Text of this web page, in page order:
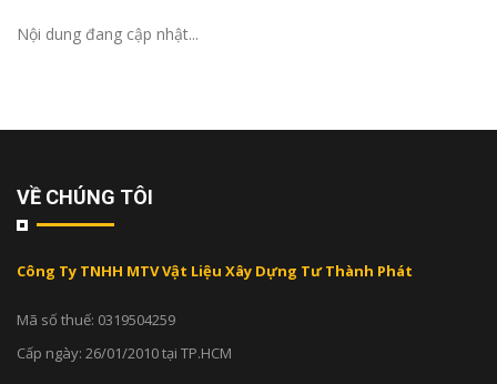
Nội dung đang cập nhật...
VỀ CHÚNG TÔI
Công Ty TNHH MTV Vật Liệu Xây Dựng Tư Thành Phát
Mã số thuế: 0319504259
Cấp ngày: 26/01/2010 tại TP.HCM